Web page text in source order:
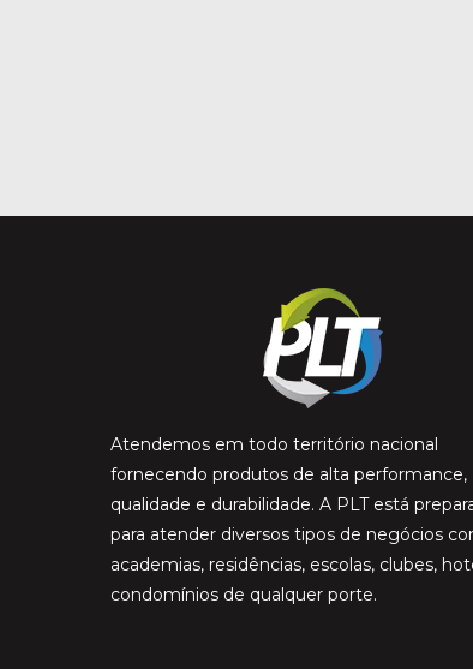
Atendemos em todo território nacional
fornecendo produtos de alta performance,
qualidade e durabilidade. A PLT está
para atender diversos tipos de negócios
academias, residências, escolas, clubes,
condomínios de qualquer porte.